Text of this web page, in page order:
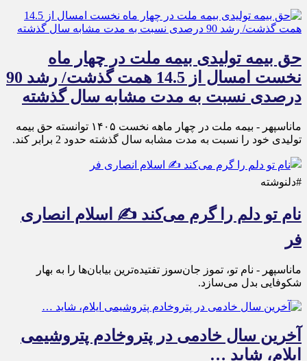
حق بیمه تولیدی بیمه ملت در چهار ماه
نخست امسال از 14.5 همت گذشت/ رشد 90
درصدی نسبت به مدت مشابه سال گذشته
ماناسپهر - بیمه ملت در چهار ماهه نخست ۱۴٠۵ توانسته حق بیمه
تولیدی خود را نسبت به مدت مشابه سال گذشته حدود 2 برابر کند.
#دلنوشته
نام تو دلم را گرم می‌کند ✍️ اسلام انصاری
فر
ماناسپهر - نام تو، تموز جان‌سوز تفتیده‌ترین بیابان‌ها را به بهار
شکوفایی بدل می‌سازد.
آخرین سال خادمی در پتروخادم پتروشیمی
ایلام، شاید …